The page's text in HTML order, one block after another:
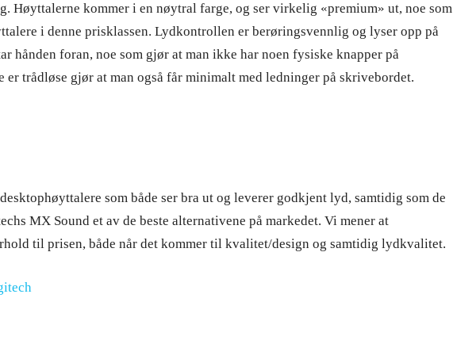
Høyttalerne kommer i en nøytral farge, og ser virkelig «premium» ut, noe som
i denne prisklassen. Lydkontrollen er berøringsvennlig og lyser opp på
hånden foran, noe som gjør at man ikke har noen fysiske knapper på
er trådløse gjør at man også får minimalt med ledninger på skrivebordet.
som både ser bra ut og leverer godkjent lyd, samtidig som de
MX Sound et av de beste alternativene på markedet. Vi mener at
til prisen, både når det kommer til kvalitet/design og samtidig lydkvalitet.